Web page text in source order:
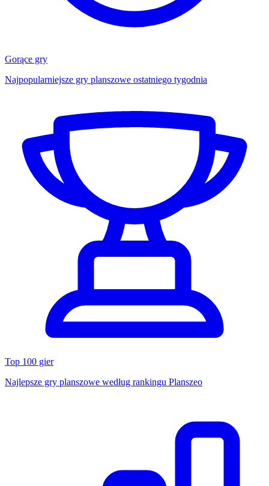
Gorące gry
Najpopularniejsze gry planszowe ostatniego tygodnia
Top 100 gier
Najlepsze gry planszowe według rankingu Planszeo